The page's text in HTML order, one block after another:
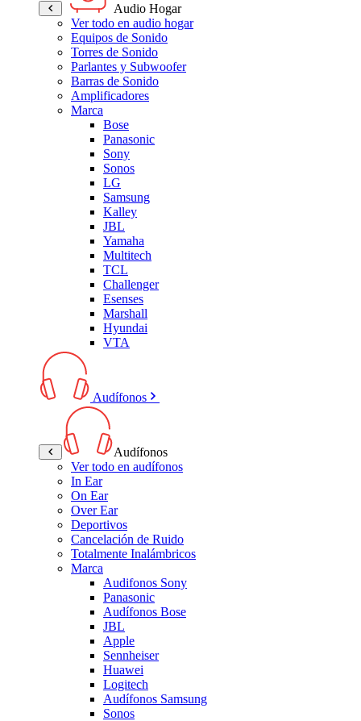
Audio Hogar
Ver todo en audio hogar
Equipos de Sonido
Torres de Sonido
Parlantes y Subwoofer
Barras de Sonido
Amplificadores
Marca
Bose
Panasonic
Sony
Sonos
LG
Samsung
Kalley
JBL
Yamaha
Multitech
TCL
Challenger
Esenses
Marshall
Hyundai
VTA
Audífonos
Audífonos
Ver todo en audífonos
In Ear
On Ear
Over Ear
Deportivos
Cancelación de Ruido
Totalmente Inalámbricos
Marca
Audifonos Sony
Panasonic
Audífonos Bose
JBL
Apple
Sennheiser
Huawei
Logitech
Audífonos Samsung
Sonos